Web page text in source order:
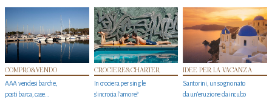
COMPRO&VENDO
AAA vendesi barche,
posti barca, case…
CROCIERE&CHARTER
In crociera per single
s'incrocia l’amore?
IDEE PER LA VACANZA
Santorini, un sogno nato
da un’eruzione da incubo